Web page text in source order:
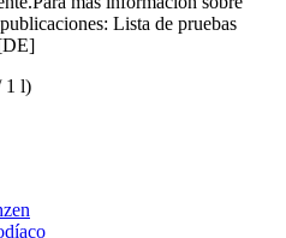
Lista de pruebas
1 l)